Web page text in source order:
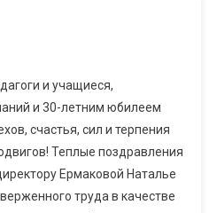
и учащиеся,
и 30-летним юбилеем
счастья, сил и терпения
Теплые поздравления
Ермаковой Наталье
труда в качестве